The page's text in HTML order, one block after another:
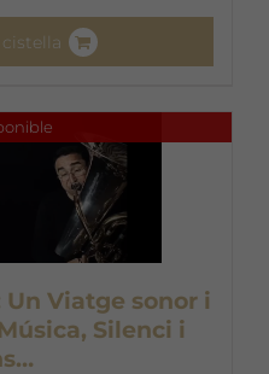
Un Viatge sonor i
Silenci i